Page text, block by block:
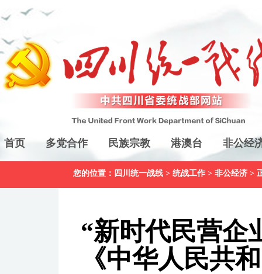
首页 多党合作 民族宗教 港澳台 非公经
您的位置： 四川统一战线 > 统战工作 > 非公经济 >
“新时代民营企
《中华人民共